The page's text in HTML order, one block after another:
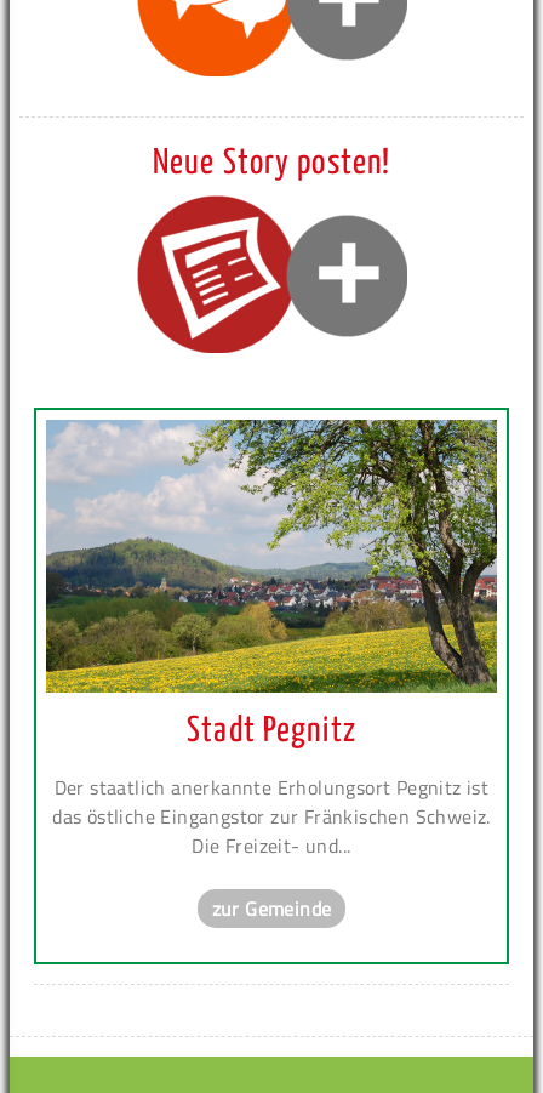
Neue Story posten!
Stadt Pegnitz
Der staatlich anerkannte Erholungsort Pegnitz ist
das östliche Eingangstor zur Fränkischen Schweiz.
Die Freizeit- und...
zur Gemeinde